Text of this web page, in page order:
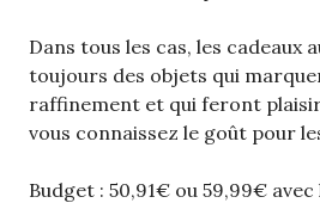
Dans tous les cas, les cadeaux
toujours des objets qui
raffinement et qui feront
vous connaissez le goût pour
Budget : 50,91€ ou 59,99€